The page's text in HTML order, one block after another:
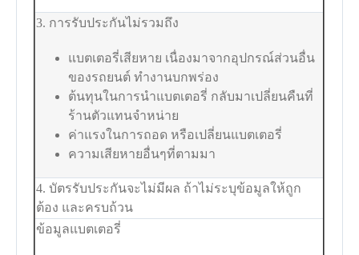
3. การรับประกันไม่รวมถึง
แบตเตอรี่เสียหาย เนื่องมาจากอุปกรณ์ส่วนอื่น
ของรถยนต์ ทำงานบกพร่อง
ต้นทุนในการนำแบตเตอรี่ กลับมาเปลี่ยนคืนที่
ร้านตัวแทนจำหน่าย
ค่าแรงในการถอด หรือเปลี่ยนแบตเตอรี่
ความเสียหายอื่นๆที่ตามมา
4. บัตรรับประกันจะไม่มีผล ถ้าไม่ระบุข้อมูลให้ถูก
ต้อง และครบถ้วน
ข้อมูลแบตเตอรี่